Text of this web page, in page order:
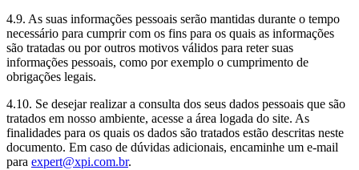
4.9. As suas informações pessoais serão mantidas durante o tempo
necessário para cumprir com os fins para os quais as informações
são tratadas ou por outros motivos válidos para reter suas
informações pessoais, como por exemplo o cumprimento de
obrigações legais.
4.10. Se desejar realizar a consulta dos seus dados pessoais que são
tratados em nosso ambiente, acesse a área logada do site. As
finalidades para os quais os dados são tratados estão descritas neste
documento. Em caso de dúvidas adicionais, encaminhe um e-mail
para expert@xpi.com.br.